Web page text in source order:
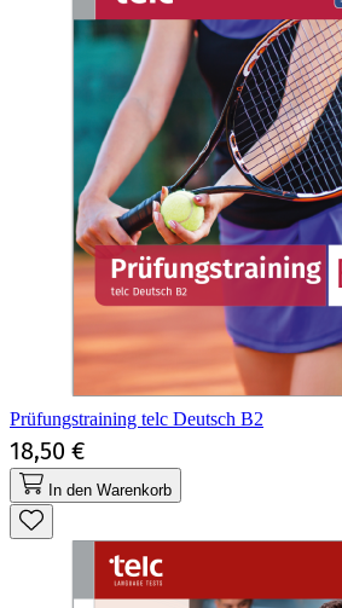
Prüfungstraining telc Deutsch B2
18,50 €
In den Warenkorb